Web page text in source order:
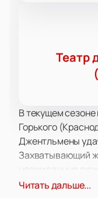
Театр
В текущем
Горького
Джентльмены
Захватывающий
пристально
Читать дальше...